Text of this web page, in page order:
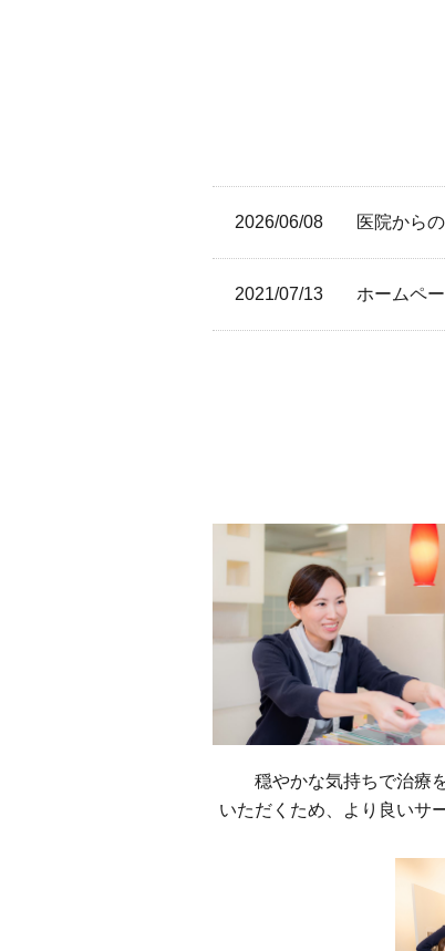
2026/06/08 医院から
2021/07/13 ホームペ
穏やかな気持ちで治療
いただくため、より良いサ